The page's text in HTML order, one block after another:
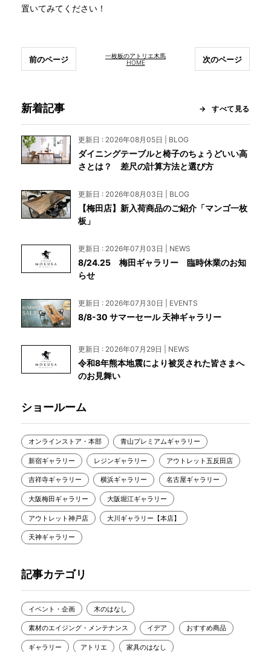
置いてみてください！
一枚板のアトリエ木馬
HOME
前のページ 次のページ
新着記事 すべて見る
更新日 : 2026年08月05日 | BLOG
ダイニングテーブルと椅子のちょうどいい高
さとは？ 差尺の計算方法と選び方
更新日 : 2026年08月03日 | BLOG
【梅田店】新入荷商品のご紹介「マンゴ一枚
板」
更新日 : 2026年07月03日 | NEWS
8/24.25 梅田ギャラリー 臨時休業のお知
らせ
更新日 : 2026年07月30日 | EVENTS
8/8-30 サマーセール 天神ギャラリー
更新日 : 2026年07月29日 | NEWS
令和8年熊本地震により被災された皆さまへ
のお見舞い
ショールーム
オンラインストア・本部 青山プレミアムギャラリー
新宿ギャラリー レジンギャラリー アウトレット五反田店
吉祥寺ギャラリー 横浜ギャラリー 名古屋ギャラリー
大阪梅田ギャラリー 大阪堀江ギャラリー
アウトレット神戸店 大川ギャラリー【本店】
天神ギャラリー
記事カテゴリ
イベント・企画 木のはなし
素材のエイジング・メンテナンス イデア おすすめ商品
ギャラリー アトリエ 家具のはなし